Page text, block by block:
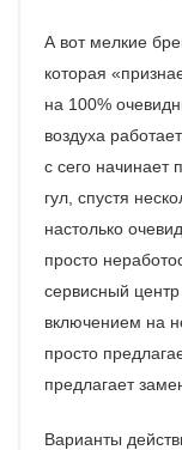
А вот мелкие
которая
на 100%
воздуха
с сего начинает
гул, спустя
настолько
просто
сервисный
включением на
просто
предлагает
Варианты